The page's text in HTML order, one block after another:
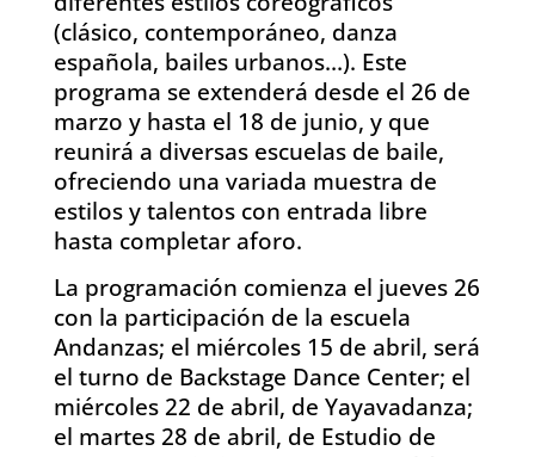
(clásico, contemporáneo, danza
española, bailes urbanos…). Este
programa se extenderá desde el 26 de
marzo y hasta el 18 de junio, y que
reunirá a diversas escuelas de baile,
ofreciendo una variada muestra de
estilos y talentos con entrada libre
hasta completar aforo.
La programación comienza el jueves 26
con la participación de la escuela
Andanzas; el miércoles 15 de abril, será
el turno de Backstage Dance Center; el
miércoles 22 de abril, de Yayavadanza;
el martes 28 de abril, de Estudio de